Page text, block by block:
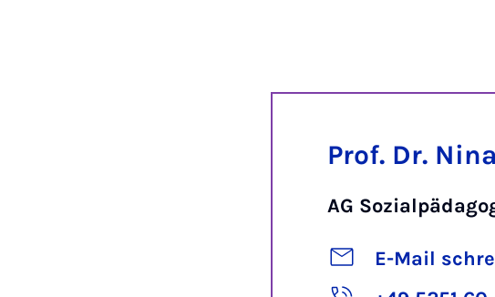
Prof. Dr.
AG
E-Mail